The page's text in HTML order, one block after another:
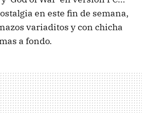
en este fin de semana,
variaditos y con chicha
a fondo.